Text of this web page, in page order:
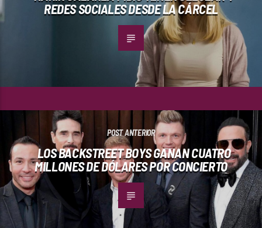
REDES SOCIALES DESDE LA CÁRCEL
POST ANTERIOR
LOS BACKSTREET BOYS GANAN CUATRO
MILLONES DE DÓLARES POR CONCIERTO